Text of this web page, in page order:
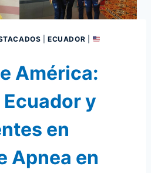
|ECUADOR
América:
y
en
Apnea en